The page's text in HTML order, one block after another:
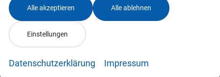
Alle akzeptieren Alle ablehnen
Einstellungen
Datenschutzerklärung Impressum